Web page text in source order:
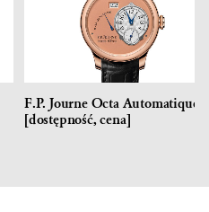
F.P. Journe Octa Automatique
[dostępność, cena]